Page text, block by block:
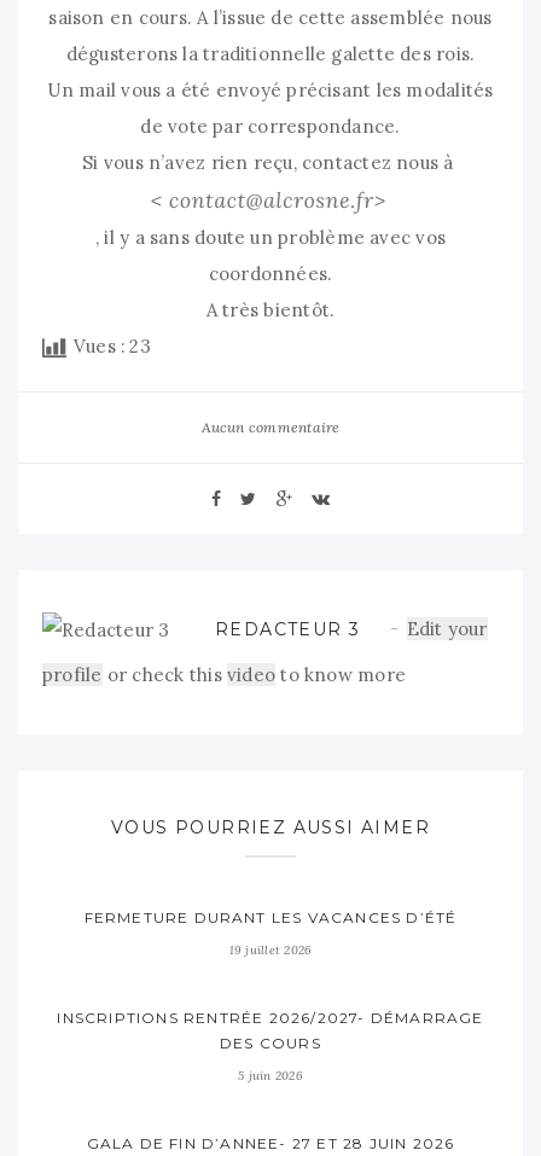
saison en cours. A l’issue de cette assemblée nous
dégusterons la traditionnelle galette des rois.
Un mail vous a été envoyé précisant les modalités
de vote par correspondance.
Si vous n’avez rien reçu, contactez nous à
, il y a sans doute un problème avec vos
coordonnées.
A très bientôt.
Vues : 23
Aucun commentaire
REDACTEUR 3
Edit your
profile or check this video to know more
VOUS POURRIEZ AUSSI AIMER
FERMETURE DURANT LES VACANCES D’ÉTÉ
19 juillet 2026
INSCRIPTIONS RENTRÉE 2026/2027- DÉMARRAGE
DES COURS
5 juin 2026
GALA DE FIN D’ANNEE- 27 ET 28 JUIN 2026